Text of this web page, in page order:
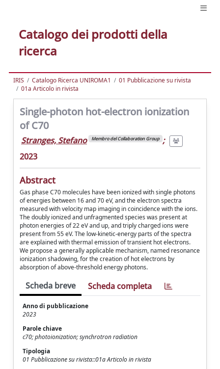
Catalogo dei prodotti della
ricerca
IRIS Catalogo Ricerca UNIROMA1
01 Pubblicazione su rivista
01a Articolo in rivista
Single-photon hot-electron ionization
of C70
Stranges, Stefano Membro del Collaboration Group ;
2023
Abstract
Gas phase C70 molecules have been ionized with single photons
of energies between 16 and 70 eV, and the electron spectra
measured with velocity map imaging in coincidence with the ions.
The doubly ionized and unfragmented species was present at
photon energies of 22 eV and up, and triply charged ions were
present from 55 eV. The low-kinetic-energy parts of the spectra
are explained with thermal emission of transient hot electrons.
We propose a generally applicable mechanism, named resonance
ionization shadowing, for the creation of hot electrons by
absorption of above-threshold energy photons.
Scheda breve Scheda completa
Anno di pubblicazione
2023
Parole chiave
c70; photoionization; synchrotron radiation
Tipologia
01 Pubblicazione su rivista::01a Articolo in rivista